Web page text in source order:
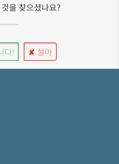
을 찾으셨나요?
다! ✘ 설마